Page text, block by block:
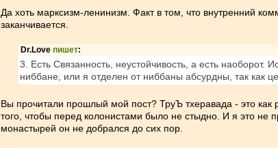
Да хоть марксизм-ленинизм. Факт в том, что внутренний
заканчивается.
Dr.Love пишет:
3. Есть Связанность, неустойчивость, а есть наоборот.
ниббане, или я отделен от ниббаны абсурдны, так как
Вы прочитали прошлый мой пост? ТруЪ тхеравада - это как
того, чтобы перед колонистами было не стыдно. И я это не
монастырей он не добрался до сих пор.